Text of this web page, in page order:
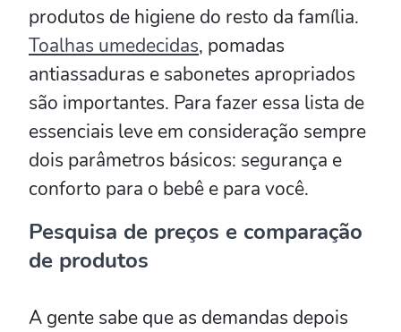
produtos de higiene do resto da família.
Toalhas umedecidas, pomadas
antiassaduras e sabonetes apropriados
são importantes. Para fazer essa lista de
essenciais leve em consideração sempre
dois parâmetros básicos: segurança e
conforto para o bebê e para você.
Pesquisa de preços e comparação
de produtos
A gente sabe que as demandas depois